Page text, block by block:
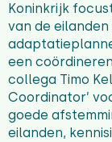
Koninkrijk
van de
een
collega Timo
Coordinator’
goede
eilanden,